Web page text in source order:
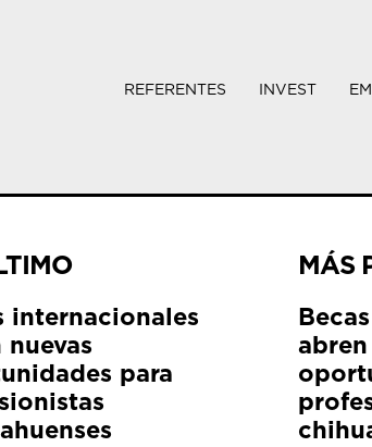
REFERENTES INVEST
internacionales
para
MÁS